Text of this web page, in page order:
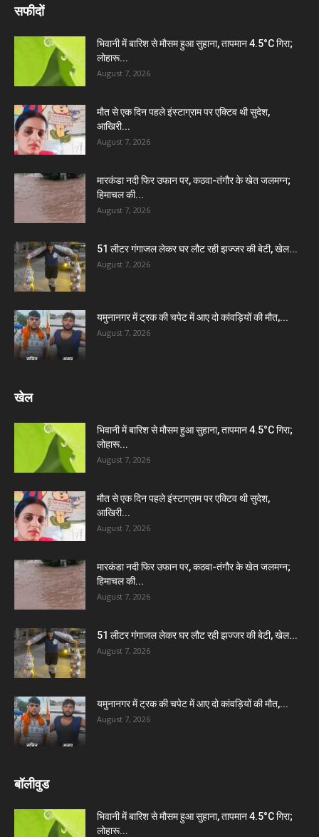
सफीदों
भिवानी में बारिश से मौसम हुआ सुहाना, तापमान 4.5°C गिरा;
लोहारू...
August 7, 2026
मौत से एक दिन पहले इंस्टाग्राम पर एक्टिव थी सुदेश,
आखिरी...
August 7, 2026
मारकंडा नदी फिर उफान पर, कठवा-तंगौर के खेत जलमग्न;
हिमाचल की...
August 7, 2026
51 लीटर गंगाजल लेकर घर लौट रही झज्जर की बेटी, खेल...
August 7, 2026
यमुनानगर में ट्रक की चपेट में आए दो कांवड़ियों की मौत,...
August 7, 2026
खेल
भिवानी में बारिश से मौसम हुआ सुहाना, तापमान 4.5°C गिरा;
लोहारू...
August 7, 2026
मौत से एक दिन पहले इंस्टाग्राम पर एक्टिव थी सुदेश,
आखिरी...
August 7, 2026
मारकंडा नदी फिर उफान पर, कठवा-तंगौर के खेत जलमग्न;
हिमाचल की...
August 7, 2026
51 लीटर गंगाजल लेकर घर लौट रही झज्जर की बेटी, खेल...
August 7, 2026
यमुनानगर में ट्रक की चपेट में आए दो कांवड़ियों की मौत,...
August 7, 2026
बॉलीवुड
भिवानी में बारिश से मौसम हुआ सुहाना, तापमान 4.5°C गिरा;
लोहारू...